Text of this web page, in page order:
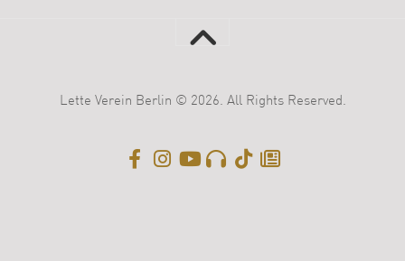
Lette Verein Berlin © 2026. All Rights Reserved.